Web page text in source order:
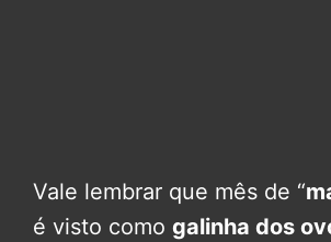
Vale lembrar que mês de “
é visto como galinha dos